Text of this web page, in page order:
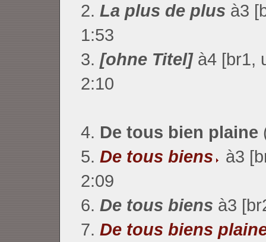
2. La plus de plus à3
1:53
3. [ohne Titel]à4[br1,
2:10
4. De tous bien plaine
5. De tous biens
à3
2:09
6. De tous biens à3
7. De tous biens